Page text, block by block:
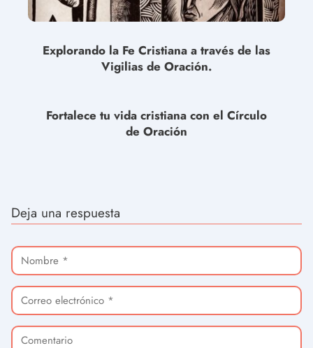
Explorando la Fe Cristiana a través de las
Vigilias de Oración.
Fortalece tu vida cristiana con el Círculo
de Oración
Deja una respuesta